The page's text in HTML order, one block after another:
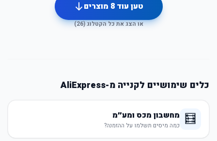
טען עוד8 מוצרים
או הצג את כל הקטלוג (26
)
כלים שימושיים לקנייה מ-AliExpress
🧮 מחשבון מכס ומע״מ
כמה מיסים תשלמו על ההזמנה?